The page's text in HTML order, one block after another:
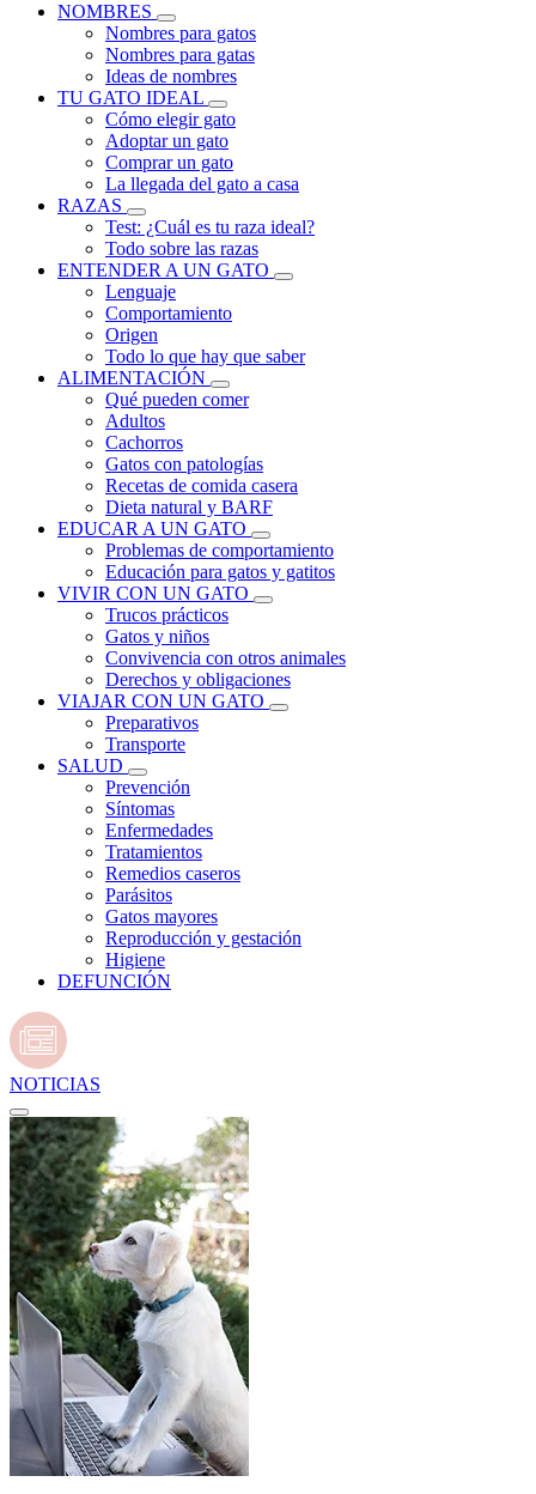
NOMBRES
Nombres para gatos
Nombres para gatas
Ideas de nombres
TU GATO IDEAL
Cómo elegir gato
Adoptar un gato
Comprar un gato
La llegada del gato a casa
RAZAS
Test: ¿Cuál es tu raza ideal?
Todo sobre las razas
ENTENDER A UN GATO
Lenguaje
Comportamiento
Origen
Todo lo que hay que saber
ALIMENTACIÓN
Qué pueden comer
Adultos
Cachorros
Gatos con patologías
Recetas de comida casera
Dieta natural y BARF
EDUCAR A UN GATO
Problemas de comportamiento
Educación para gatos y gatitos
VIVIR CON UN GATO
Trucos prácticos
Gatos y niños
Convivencia con otros animales
Derechos y obligaciones
VIAJAR CON UN GATO
Preparativos
Transporte
SALUD
Prevención
Síntomas
Enfermedades
Tratamientos
Remedios caseros
Parásitos
Gatos mayores
Reproducción y gestación
Higiene
DEFUNCIÓN
NOTICIAS